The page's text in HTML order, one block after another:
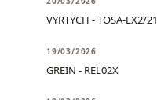
VYRTYCH - TOSA-EX2/21
19/03/2026
GREIN - REL02X